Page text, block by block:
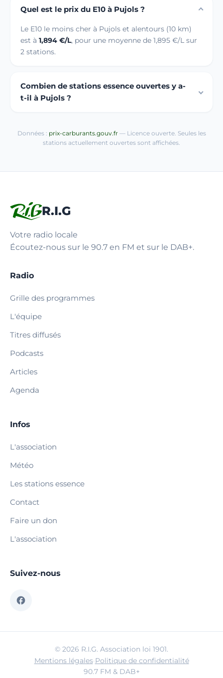
Quel est le prix du E10 à Pujols ?
Le E10 le moins cher à Pujols et alentours (10 km)
est à 1,894 €/L, pour une moyenne de 1,895 €/L sur
2 stations.
Combien de stations essence ouvertes y a-
t-il à Pujols ?
Données : prix-carburants.gouv.fr— Licence ouverte. Seules les
stations actuellement ouvertes sont affichées.
R.I.G
Votre radio locale
Écoutez-nous sur le 90.7 en FM et sur le DAB+.
Radio
Grille des programmes
L'équipe
Titres diffusés
Podcasts
Articles
Agenda
Infos
L'association
Météo
Les stations essence
Contact
Faire un don
L'association
Suivez-nous
© 2026 R.I.G. Association loi 1901.
Mentions légales·Politique de confidentialité
90.7 FM & DAB+